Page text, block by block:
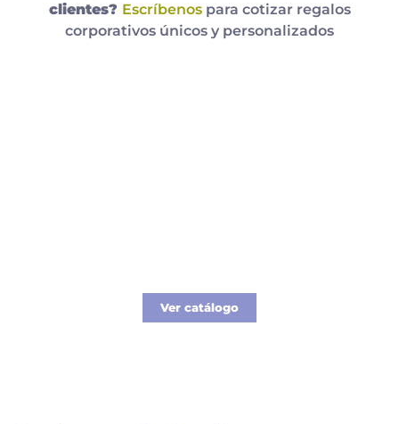
clientes? Escríbenospara cotizar regalos
corporativos únicos y personalizados
Ver catálogo